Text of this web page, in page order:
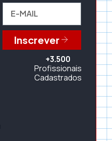
Inscrever
+3.500
Profissionais
Cadastrados